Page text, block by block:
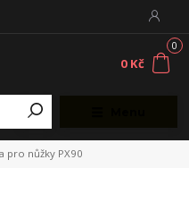
0
0 Kč
pro nůžky PX90